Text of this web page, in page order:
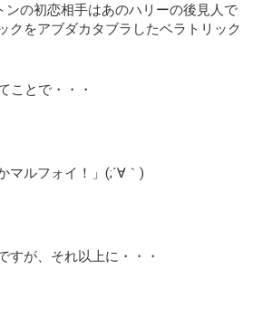
ンの初恋相手はあのハリーの後見人で
クをアブダカタブラしたベラトリック
ことで・・・
マルフォイ！」(;´∀｀)
すが、それ以上に・・・